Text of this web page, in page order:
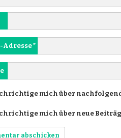
Adresse*
mich über
mich über neue